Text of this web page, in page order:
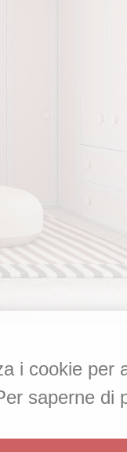
funzionali per la
i cookie per
saperne di